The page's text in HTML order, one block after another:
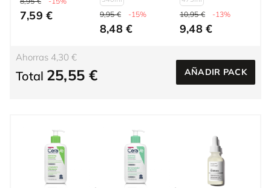
7,59 € 9,95 € -15%
8,48 €
10,95 € -13%
9,48 €
Ahorras 4,30 €
Total 25,55 € AÑADIR PACK